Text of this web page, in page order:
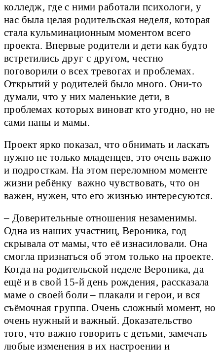
колледж, где с ними работали психологи, у
нас была целая родительская неделя, которая
стала кульминационным моментом всего
проекта. Впервые родители и дети как будто
встретились друг с другом, честно
поговорили о всех тревогах и проблемах.
Открытий у родителей было много. Они-то
думали, что у них маленькие дети, в
проблемах которых виноват кто угодно, но не
сами папы и мамы.
Проект ярко показал, что обнимать и ласкать
нужно не только младенцев, это очень важно
и подросткам. На этом переломном моменте
жизни ребёнку важно чувствовать, что он
важен, нужен, что его жизнью интересуются.
– Доверительные отношения незаменимы.
Одна из наших участниц, Вероника, год
скрывала от мамы, что её изнасиловали. Она
смогла признаться об этом только на проекте.
Когда на родительской неделе Вероника, да
ещё и в свой 15-й день рождения, рассказала
маме о своей боли – плакали и герои, и вся
съёмочная группа. Очень сложный момент, но
очень нужный и важный. Доказательство
того, что важно говорить с детьми, замечать
любые изменения в их настроении и